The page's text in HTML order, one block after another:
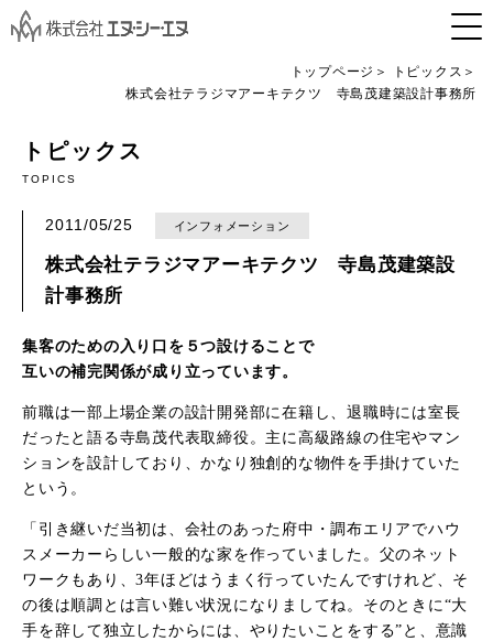
トップページ
トピックス
株式会社テラジマアーキテクツ 寺島茂建築設計事務所
トピックス
TOPICS
2011/05/25 インフォメーション
株式会社テラジマアーキテクツ 寺島茂建築設
計事務所
集客のための入り口を５つ設けることで
互いの補完関係が成り立っています。
前職は一部上場企業の設計開発部に在籍し、退職時には室長
だったと語る寺島茂代表取締役。主に高級路線の住宅やマン
ションを設計しており、かなり独創的な物件を手掛けていた
という。
「引き継いだ当初は、会社のあった府中・調布エリアでハウ
スメーカーらしい一般的な家を作っていました。父のネット
ワークもあり、3年ほどはうまく行っていたんですけれど、そ
の後は順調とは言い難い状況になりましてね。そのときに“大
手を辞して独立したからには、やりたいことをする”と、意識